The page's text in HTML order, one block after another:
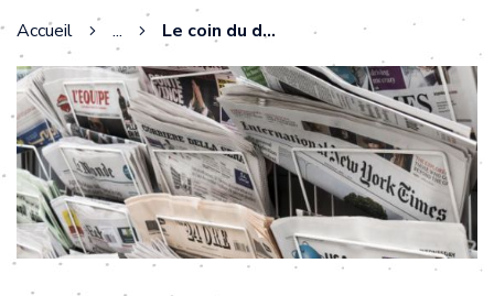
Accueil ... Le coin du dirigeant